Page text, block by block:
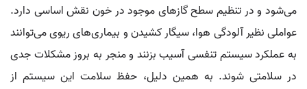
می‌شود و در تنظیم سطح گازهای موجود در خون نقش اساسی دارد.
عواملی نظیر آلودگی هوا، سیگار کشیدن و بیماری‌های ریوی می‌توانند
به عملکرد سیستم تنفسی آسیب بزنند و منجر به بروز مشکلات جدی
در سلامتی شوند. به همین دلیل، حفظ سلامت این سیستم از